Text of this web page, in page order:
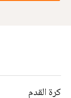
كرة القدم